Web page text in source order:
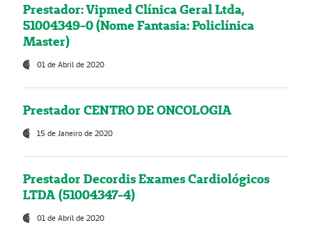
Prestador: Vipmed Clínica Geral Ltda,
51004349-0 (Nome Fantasia: Policlínica
Master)
01 de Abril de 2020
Prestador CENTRO DE ONCOLOGIA
15 de Janeiro de 2020
Prestador Decordis Exames Cardiológicos
LTDA (51004347-4)
01 de Abril de 2020